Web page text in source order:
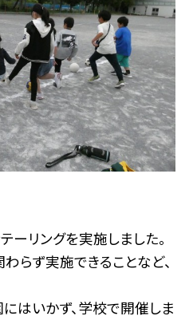
ーリングを実施しました。
らず実施できることなど、
はいかず、学校で開催しま